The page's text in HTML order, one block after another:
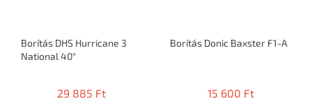
Borítás DHS Hurricane 3
National 40°
29 885 Ft
Borítás Donic Baxster F1-A
15 600 Ft